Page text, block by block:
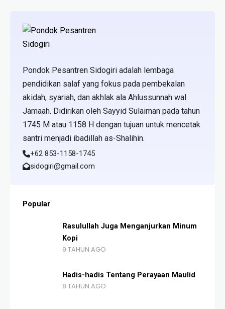
Pondok Pesantren Sidogiri adalah lembaga
pendidikan salaf yang fokus pada pembekalan
akidah, syariah, dan akhlak ala Ahlussunnah wal
Jamaah. Didirikan oleh Sayyid Sulaiman pada tahun
1745 M atau 1158 H dengan tujuan untuk mencetak
santri menjadi ibadillah as-Shalihin.
+62 853-1158-1745
sidogiri@gmail.com
Popular
Rasulullah Juga Menganjurkan Minum
Kopi
9 TAHUN AGO
Hadis-hadis Tentang Perayaan Maulid
8 TAHUN AGO